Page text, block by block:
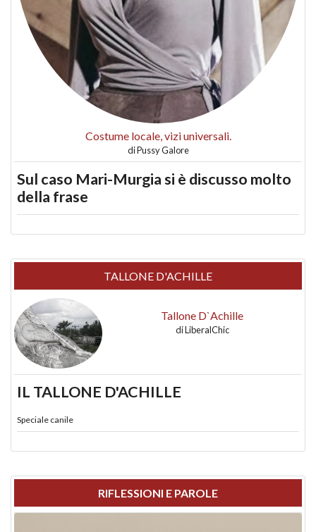
Costume locale, vizi universali.
diPussy Galore
Sul caso Mari-Murgia si è discusso molto
della frase
TALLONE D'ACHILLE
Tallone D`Achille
diLiberalChic
IL TALLONE D'ACHILLE
Speciale canile
RIFLESSIONI E PAROLE